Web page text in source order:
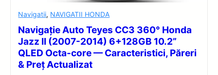
Navigatii, NAVIGATII HONDA
Navigație Auto Teyes CC3 360° Honda
Jazz II (2007-2014) 6+128GB 10.2”
QLED Octa-core — Caracteristici, Păreri
& Preț Actualizat